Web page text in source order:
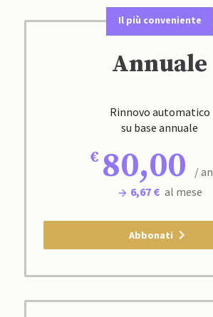
Il più conveniente
Annuale
Rinnovo automatico
su base annuale
80,00
/
6,67 € al mese
Abbonati